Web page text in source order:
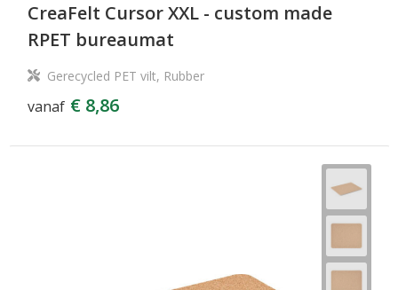
CreaFelt Cursor XXL - custom made
RPET bureaumat
Gerecycled PET vilt, Rubber
vanaf € 8,86